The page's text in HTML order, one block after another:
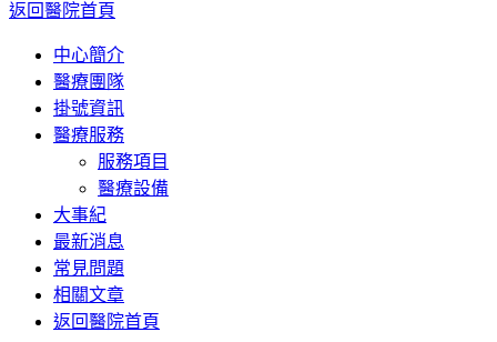
返回醫院首頁
中心簡介
醫療團隊
掛號資訊
醫療服務
服務項目
醫療設備
大事紀
最新消息
常見問題
相關文章
返回醫院首頁